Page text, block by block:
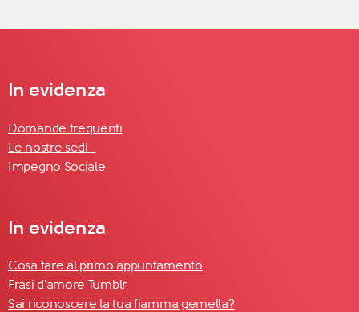
In evidenza
Domande frequenti
Le nostre sedi
Impegno Sociale
In evidenza
Cosa fare al primo appuntamento
Frasi d'amore Tumblr
Sai riconoscere la tua fiamma gemella?